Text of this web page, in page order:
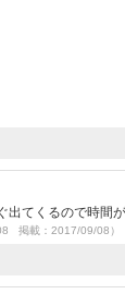
てくるので時間
掲載：2017/09/08）